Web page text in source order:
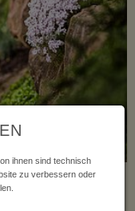
Momente auf der
Sonnenterasse
ihnen sind technisch
zu verbessern oder